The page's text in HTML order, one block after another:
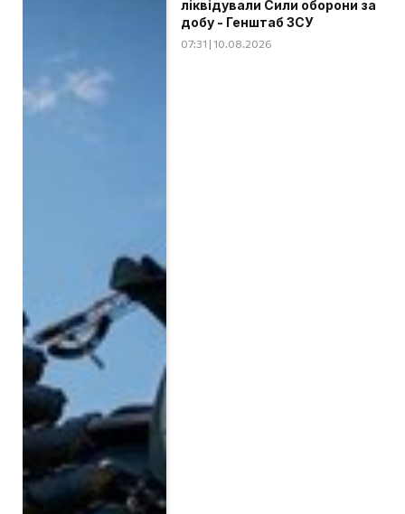
ліквідували Сили оборони за
добу - Генштаб ЗСУ
07:31 | 10.08.2026